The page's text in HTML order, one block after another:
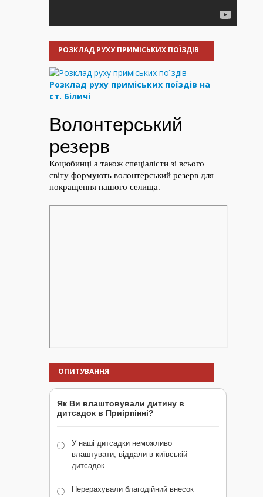
РОЗКЛАД РУХУ ПРИМІСЬКИХ ПОЇЗДІВ
Розклад руху приміських поїздів на
ст. Біличі
ОПИТУВАННЯ
Як Ви влаштовували дитину в
дитсадок в Приірпінні?
У наші дитсадки неможливо
влаштувати, віддали в київській
дитсадок
Перерахували благодійний внесок